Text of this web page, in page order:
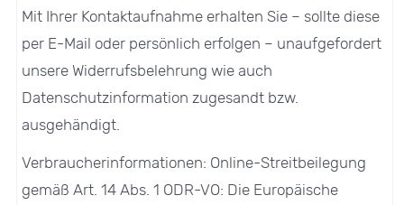
Mit Ihrer Kontaktaufnahme erhalten Sie – sollte diese
per E-Mail oder persönlich erfolgen – unaufgefordert
unsere Widerrufsbelehrung wie auch
Datenschutzinformation zugesandt bzw.
ausgehändigt.
Verbraucherinformationen: Online-Streitbeilegung
gemäß Art. 14 Abs. 1 ODR-VO: Die Europäische